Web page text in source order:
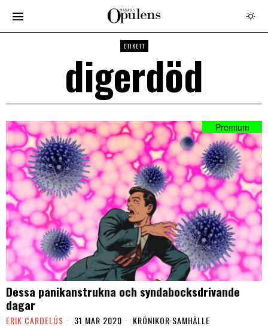
ETIKETT
digerdöd
Dessa panikanstrukna och syndabocksdrivande
dagar
ERIK CARDELÚS 31 MAR 2020 KRÖNIKOR·SAMHÄLLE